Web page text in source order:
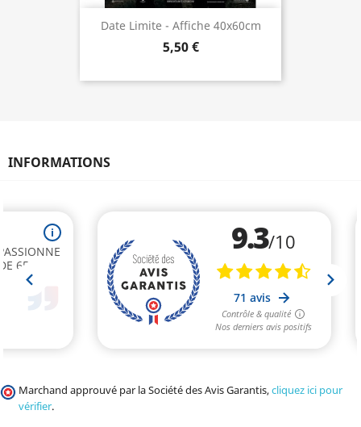
Date Limite - Affiche 40x60cm
5,50 €
INFORMATIONS
Marchand approuvé par la Société des Avis Garantis,cliquez ici pour
vérifier.